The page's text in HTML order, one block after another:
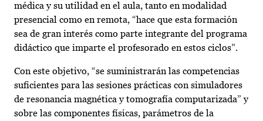
médica y su utilidad en el aula, tanto en modalidad
presencial como en remota, “hace que esta formación
sea de gran interés como parte integrante del programa
didáctico que imparte el profesorado en estos ciclos”.
Con este objetivo, “se suministrarán las competencias
suficientes para las sesiones prácticas con simuladores
de resonancia magnética y tomografía computarizada” y
sobre las componentes físicas, parámetros de la